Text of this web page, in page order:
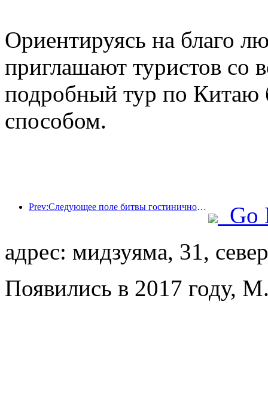
Ориентируясь на благо
приглашают туристов со
подробный тур по Китаю
способом.
Prev:Следующее поле битвы гостиничной индустрии — это гены экологичной мебели.
Go
адрес: мидзуяма, 31,
Появились в 2017 году,